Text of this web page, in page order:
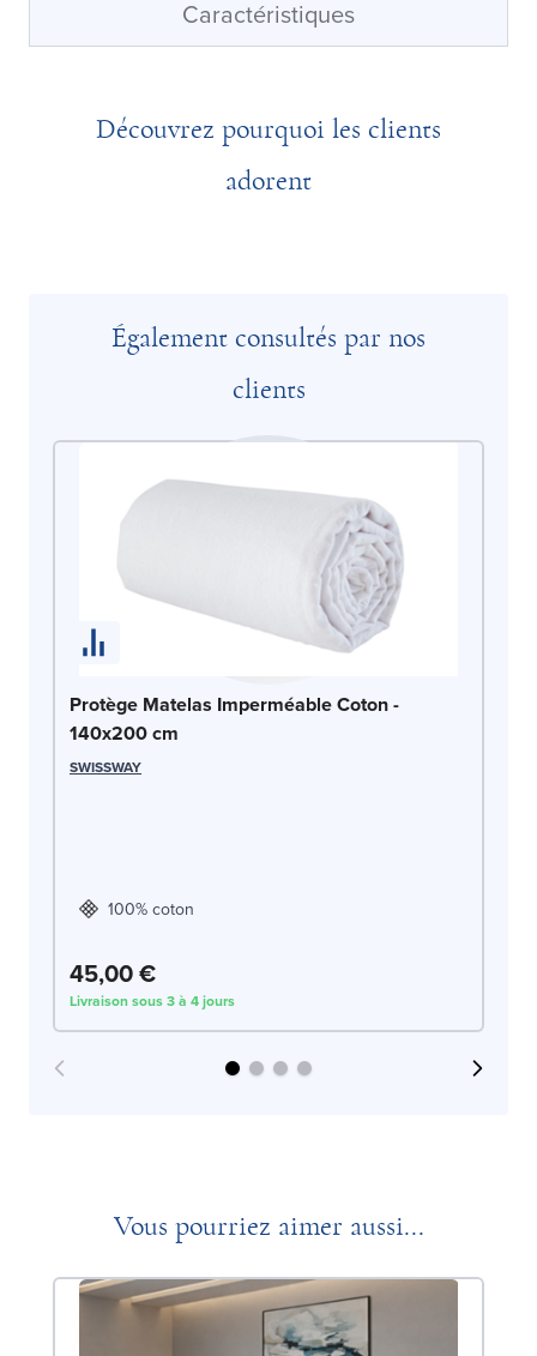
Caractéristiques
Découvrez pourquoi les clients
adorent
Également consultés par nos
clients
Protège Matelas Imperméable Coton -
140x200 cm
SWISSWAY
100% coton
45,00 €
Livraison sous 3 à 4 jours
Vous pourriez aimer aussi...